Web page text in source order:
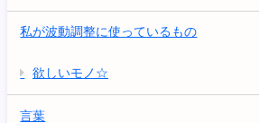
私が波動調整に使っているもの
欲しいモノ☆
言葉